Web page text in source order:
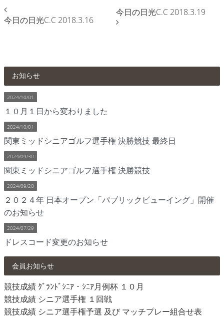
今日の日光C.C 2018.3.16
今日の日光C.C 2018.3.19
お知らせ
2024/10/01
１０月１日から変わりました
2024/10/01
関東ミッドシニアゴルフ選手権 決勝競技 最終日
2024/09/30
関東ミッドシニアゴルフ選手権 決勝競技
2024/09/20
２０２４年 日本オープン「パブリックビューイング」開催
のお知らせ
2024/07/29
ドレスコード変更のお知らせ
会員お知らせ
競技成績 ｸﾞﾗﾝﾄﾞｼﾆｱ・ｼﾆｱ月例杯 １０月
競技成績 シニア選手権 １回戦
競技成績 シニア選手権予選 及び マッチプレー組合せ表